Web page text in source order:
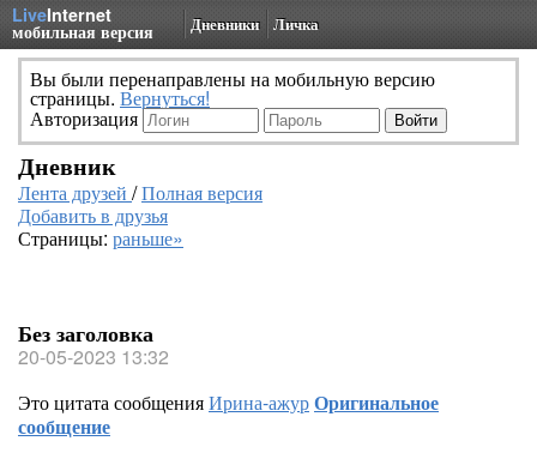
LiveInternet
мобильная версия Дневники Личка
Вы были перенаправлены на мобильную версию
страницы. Вернуться!
Авторизация
Дневник
Лента друзей /Полная версия
Добавить в друзья
Страницы: раньше»
Без заголовка
20-05-2023 13:32
Это цитата сообщенияИрина-ажурОригинальное
сообщение